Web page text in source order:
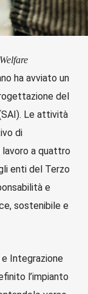
ha avviato un
del
Le attività
di
a quattro
enti del Terzo
e
sostenibile e
Integrazione
l’impianto